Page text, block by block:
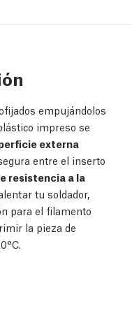
empujándolos
impreso se
externa
entre el inserto
resistencia a la
tu soldador,
para el filamento
la pieza de